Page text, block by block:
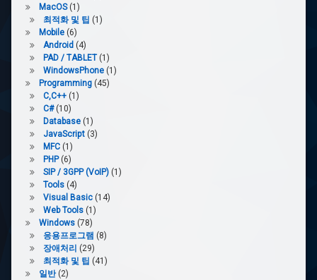
MacOS(1)
최적화 및 팁 (1)
Mobile(6)
Android(4)
PAD / TABLET(1)
WindowsPhone(1)
Programming(45)
C,C++(1)
C#(10)
Database(1)
JavaScript(3)
MFC(1)
PHP(6)
SIP / 3GPP (VoIP)(1)
Tools(4)
Visual Basic(14)
Web Tools(1)
Windows(78)
응용프로그램 (8)
장애처리 (29)
최적화 및 팁 (41)
일반(2)